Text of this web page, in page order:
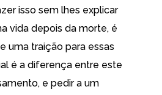
isso sem lhes explicar
vida depois da morte, é
uma traição para essas
é a diferença entre este
e pedir a um